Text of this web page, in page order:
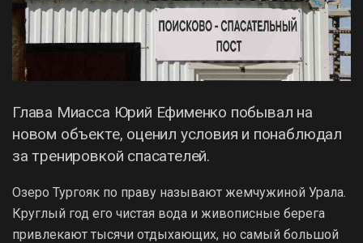
Глава Миасса Юрий Ефименко побывал на
новом объекте, оценил условия и понаблюдал
за тренировкой спасателей.
Озеро Тургояк по праву называют жемчужиной Урала.
Круглый год его чистая вода и живописные берега
привлекают тысячи отдыхающих, но самый большой